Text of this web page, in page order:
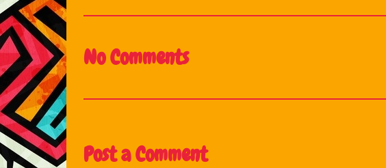
No Comments
Post a Comment